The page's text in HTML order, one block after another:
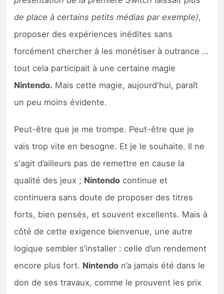
de place à certains petits médias par exemple),
proposer des expériences inédites sans
forcément chercher à les monétiser à outrance …
tout cela participait à une certaine magie
Nintendo. Mais cette magie, aujourd'hui, paraît
un peu moins évidente.
Peut-être que je me trompe. Peut-être que je
vais trop vite en besogne. Et je le souhaite. Il ne
s'agit d’ailleurs pas de remettre en cause la
qualité des jeux ; Nintendo continue et
continuera sans doute de proposer des titres
forts, bien pensés, et souvent excellents. Mais à
côté de cette exigence bienvenue, une autre
logique sembler s’installer : celle d’un rendement
encore plus fort. Nintendo n’a jamais été dans le
don de ses travaux, comme le prouvent les prix